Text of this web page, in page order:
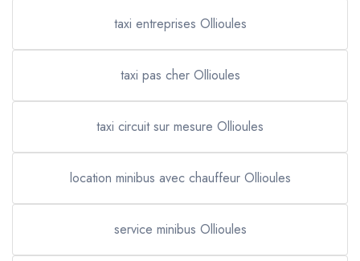
taxi entreprises Ollioules
taxi pas cher Ollioules
taxi circuit sur mesure Ollioules
location minibus avec chauffeur Ollioules
service minibus Ollioules